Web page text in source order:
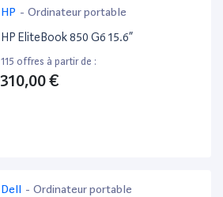
HP - Ordinateur portable
HP EliteBook 850 G6 15.6”
115 offres à partir de :
310,00 €
Dell - Ordinateur portable